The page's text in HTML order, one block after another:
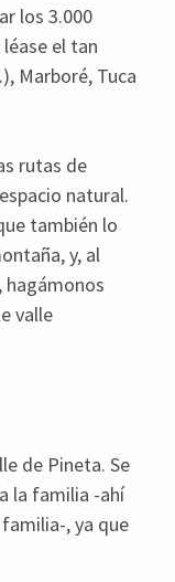
los 3.000
el tan
Marboré, Tuca
rutas de
natural.
también lo
y, al
hagámonos
valle
de Pineta. Se
la familia -ahí
, ya que